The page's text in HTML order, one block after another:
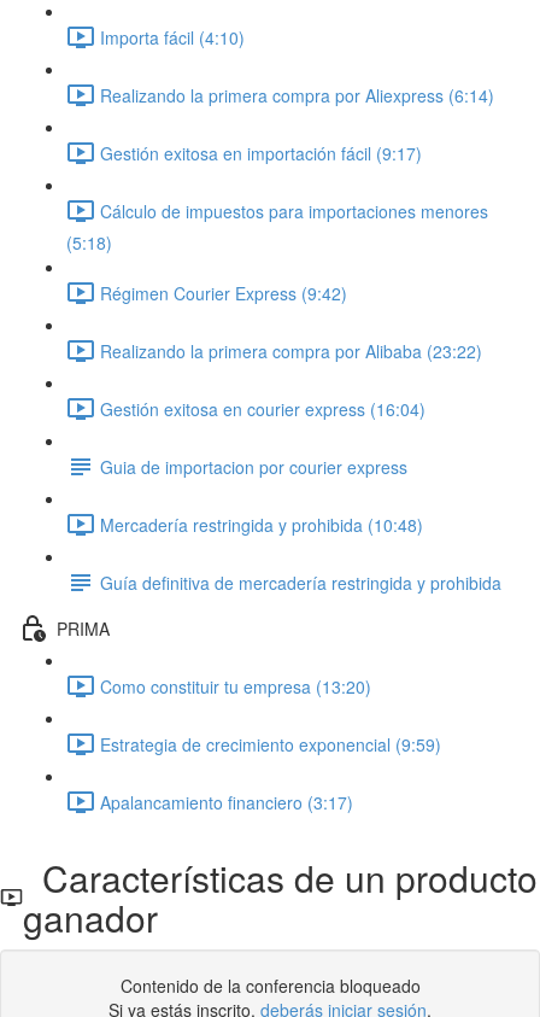
Importa fácil (4:10)
Realizando la primera compra por Aliexpress (6:14)
Gestión exitosa en importación fácil (9:17)
Cálculo de impuestos para importaciones menores
(5:18)
Régimen Courier Express (9:42)
Realizando la primera compra por Alibaba (23:22)
Gestión exitosa en courier express (16:04)
Guia de importacion por courier express
Mercadería restringida y prohibida (10:48)
Guía definitiva de mercadería restringida y prohibida
PRIMA
Como constituir tu empresa (13:20)
Estrategia de crecimiento exponencial (9:59)
Apalancamiento financiero (3:17)
Características de un producto
ganador
Contenido de la conferencia bloqueado
Si ya estás inscrito, deberás iniciar sesión.